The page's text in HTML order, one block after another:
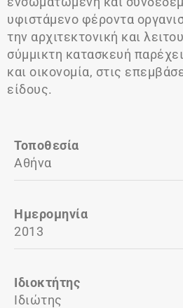
υφιστάμενο φέροντα
την αρχιτεκτονική και
σύμμικτη κατασκευή
και οικονομία, στις
είδους.
Τοποθεσία
Αθήνα
Ημερομηνία
2013
Ιδιοκτήτης
Ιδιώτης